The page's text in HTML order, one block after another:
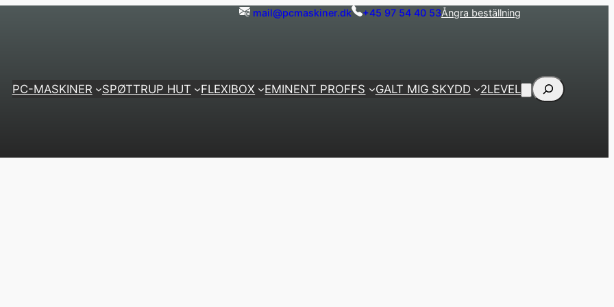
mail@pcmaskiner.dk +45 97 54 40 53Ångra beställning
PC-MASKINER SPØTTRUP HUT FLEXIBOX EMINENT PROFFS GALT MIG SKYDD 2LEVEL Sök